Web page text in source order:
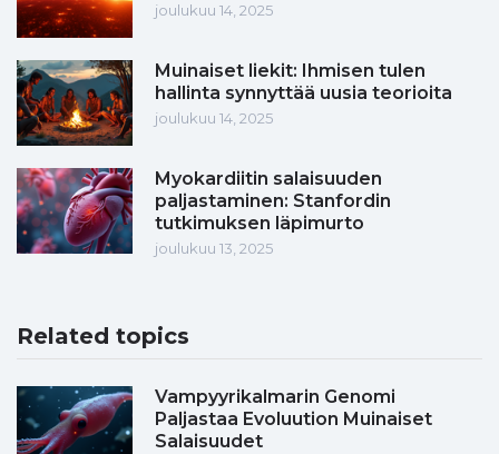
joulukuu 14, 2025
Muinaiset liekit: Ihmisen tulen
hallinta synnyttää uusia teorioita
joulukuu 14, 2025
Myokardiitin salaisuuden
paljastaminen: Stanfordin
tutkimuksen läpimurto
joulukuu 13, 2025
Related topics
Vampyyrikalmarin Genomi
Paljastaa Evoluution Muinaiset
Salaisuudet